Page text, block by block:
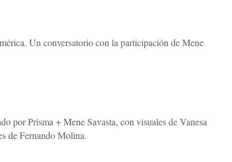
Un conversatorio con la participación de Mene
por Prisma + Mene Savasta, con visuales de Vanesa
de Fernando Molina.